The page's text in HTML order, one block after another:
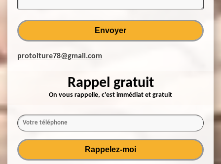
protoiture78@gmail.com
Rappel gratuit
On vous rappelle, c'est immédiat et gratuit